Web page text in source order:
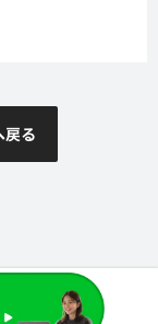
戻る
Hennnyu Souken